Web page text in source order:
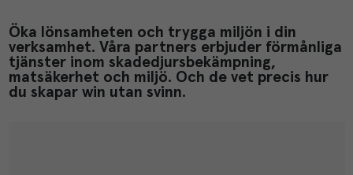
Öka lönsamheten och trygga miljön i din
verksamhet. Våra partners erbjuder förmånliga
tjänster inom skadedjursbekämpning,
matsäkerhet och miljö. Och de vet precis hur
du skapar win utan svinn.